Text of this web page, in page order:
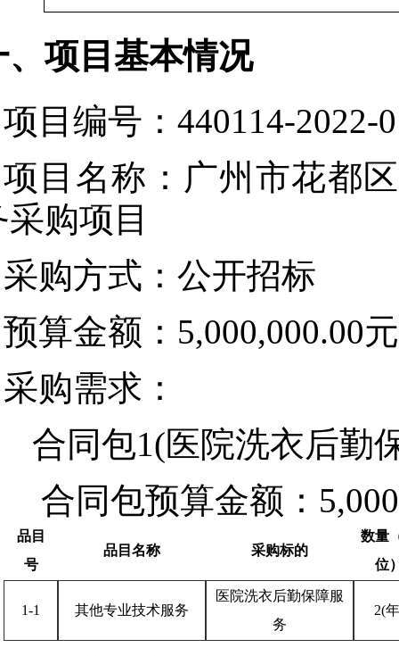
、项目基本情况
项目编号：440114-2022-
项目名称：广州市花都
采购项目
采购方式：公开招标
预算金额：5,000,000.00元
采购需求：
合同包1(医院洗衣后勤
合同包预算金额：
品目
号
品目名称 采购标的
数量
位
1-1 其他专业技术服务
医院洗衣后勤保障服
务
2(